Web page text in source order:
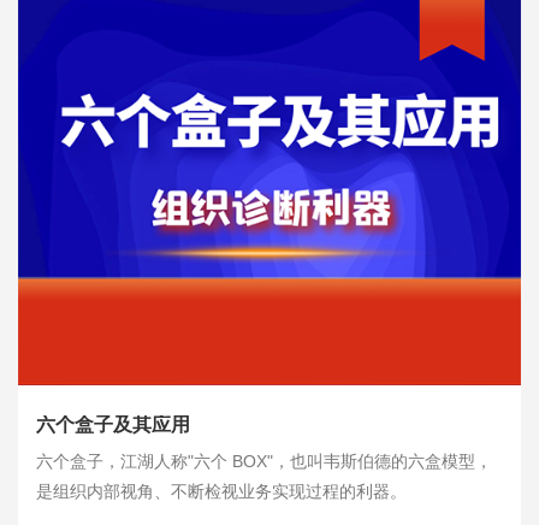
六个盒子及其应用
六个盒子，江湖人称"六个 BOX"，也叫韦斯伯德的六盒模型，
是组织内部视角、不断检视业务实现过程的利器。